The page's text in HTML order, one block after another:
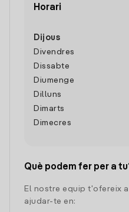
Horari
Dijous
Divendres
Dissabte
Diumenge
Dilluns
Dimarts
Dimecres
Què podem fer per a
El nostre equip t'ofereix
ajudar-te en: